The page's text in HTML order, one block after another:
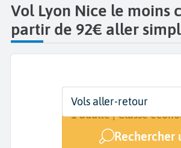
Vol Lyon Nice le moins
partir de 92€ aller
Départ
Lyon (LYS)
Dates
13 août - 17 août
Voyageurs | Classe
1 adulte | Classe
Rechercher
Vols aller-retour